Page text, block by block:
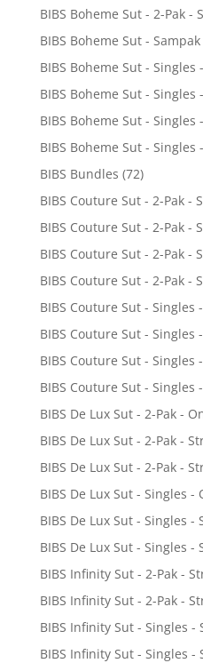
BIBS Boheme Sut - 2-Pak
BIBS Boheme Sut - Sampak
BIBS Boheme Sut - Singles
BIBS Boheme Sut -
BIBS Boheme Sut - Singles
BIBS Boheme Sut -
BIBS Bundles (72)
BIBS Couture Sut - 2-Pak -
BIBS Couture Sut - 2-Pak -
BIBS Couture Sut - 2-Pak -
BIBS Couture Sut - 2-Pak -
BIBS Couture Sut -
BIBS Couture Sut - Singles
BIBS Couture Sut -
BIBS Couture Sut - Singles
BIBS De Lux Sut - 2-Pak -
BIBS De Lux Sut - 2-Pak -
BIBS De Lux Sut - 2-Pak -
BIBS De Lux Sut - Singles -
BIBS De Lux Sut - Singles
BIBS De Lux Sut - Singles
BIBS Infinity Sut - 2-Pak -
BIBS Infinity Sut - 2-Pak -
BIBS Infinity Sut - Singles -
BIBS Infinity Sut - Singles -